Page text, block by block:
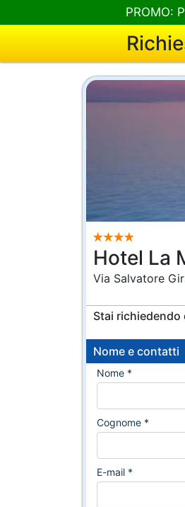
Hotel La
Via Salvatore
Stai
Nome e contatti
Nome *
Cognome *
E-mail *
PROMO: